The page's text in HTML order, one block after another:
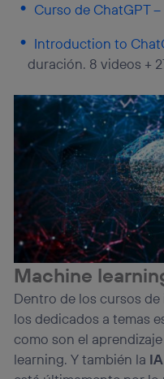
Curso de ChatGPT
Introduction to
duración. 8 videos +
Machine
Dentro de los cursos
los dedicados a temas
como son el
learning. Y también la